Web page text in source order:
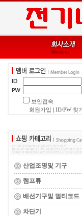
보안접속
회원가입
ID/PW 찾기
산업조명및 기구
램프류
배선기구및 멀티코드
차단기